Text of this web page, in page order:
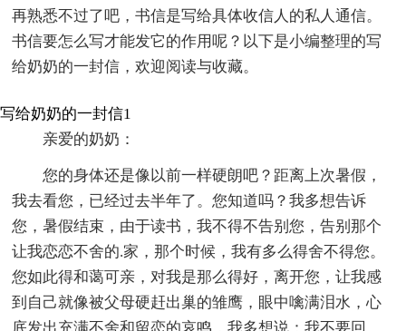
再熟悉不过了吧，书信是写给具体收信人的私人通信。
书信要怎么写才能发它的作用呢？以下是小编整理的写
给奶奶的一封信，欢迎阅读与收藏。
写给奶奶的一封信1
亲爱的奶奶：
您的身体还是像以前一样硬朗吧？距离上次暑假，
我去看您，已经过去半年了。您知道吗？我多想告诉
您，暑假结束，由于读书，我不得不告别您，告别那个
让我恋恋不舍的.家，那个时候，我有多么得舍不得您。
您如此得和蔼可亲，对我是那么得好，离开您，让我感
到自己就像被父母硬赶出巢的雏鹰，眼中噙满泪水，心